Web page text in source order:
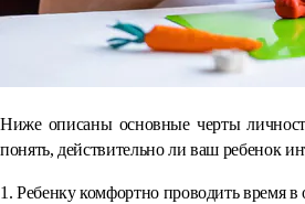
Ниже описаны основные черты
понять, действительно ли ваш ребенок
1. Ребенку комфортно проводить время в